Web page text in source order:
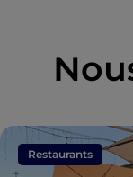
Restaurants